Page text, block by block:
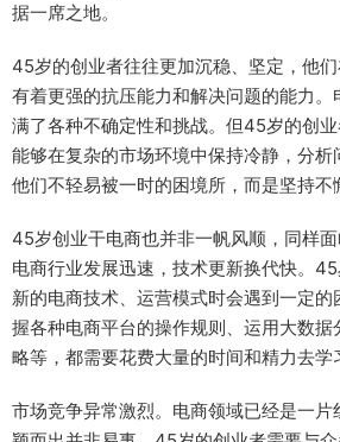
据一席之地。
45岁的创业者往往更加沉稳、坚定，他
有着更强的抗压能力和解决问题的能力
满了各种不确定性和挑战。但45岁的创业
能够在复杂的市场环境中保持冷静，分析
他们不轻易被一时的困境所，而是坚持不
45岁创业干电商也并非一帆风顺，同样面
电商行业发展迅速，技术更新换代快。
新的电商技术、运营模式时会遇到一定
握各种电商平台的操作规则、运用大数
略等，都需要花费大量的时间和精力去学
市场竞争异常激烈。电商领域已经是一